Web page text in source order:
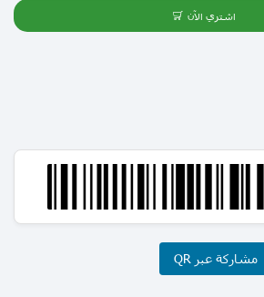
اشتري الآن
مشاركة عبر QR